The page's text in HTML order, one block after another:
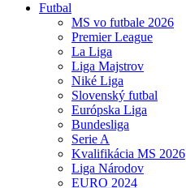
Futbal
MS vo futbale 2026
Premier League
La Liga
Liga Majstrov
Niké Liga
Slovenský futbal
Európska Liga
Bundesliga
Serie A
Kvalifikácia MS 2026
Liga Národov
EURO 2024